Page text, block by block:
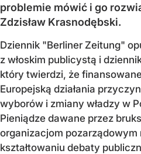
problemie mówić i go
Zdzisław Krasnodębski.
Dziennik "Berliner Zeitung"
z włoskim publicystą i
który twierdzi, że
Europejską działania
wyborów i zmiany władzy w
Pieniądze dawane przez
organizacjom pozarządowym
kształtowaniu debaty